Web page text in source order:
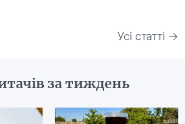
Усі статті →
за тиждень